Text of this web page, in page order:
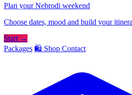
Plan your Nebrodi weekend
Choose dates, mood and build your
Start →
Packages 🛍️ Shop Contact